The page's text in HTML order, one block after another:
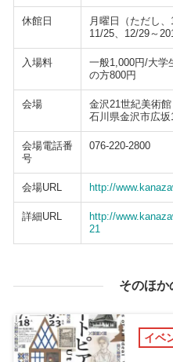
休館日
月曜日（ただし
11/25、12/29～
入場料
一般1,000円/大学
の方800円
会場
金沢21世紀美術館
石川県金沢市広坂
会場電話番
号
076-220-2800
会場URL http://
詳細URL
http://
21
そのほか
イベ